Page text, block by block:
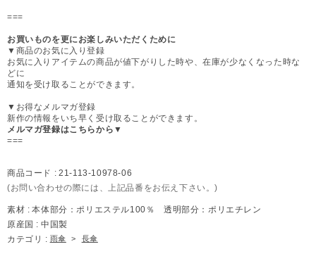
===
お買いものを更にお楽しみいただくために
▼商品のお気に入り登録
お気に入りアイテムの商品が値下がりした時や、在庫が少なくなった時な
どに
通知を受け取ることができます。
▼お得なメルマガ登録
新作の情報をいち早く受け取ることができます。
メルマガ登録はこちらから▼
===
商品コード : 21-113-10978-06
(お問い合わせの際には、上記品番をお伝え下さい。)
素材 : 本体部分：ポリエステル100％ 透明部分：ポリエチレン
原産国 : 中国製
カテゴリ : 雨傘 > 長傘